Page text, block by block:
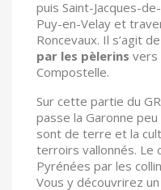
puis Saint-Jacques-
Puy-en-Velay et
Roncevaux. Il s’agit de
par les pèlerins vers
Compostelle.
Sur cette partie du
passe la Garonne
sont de terre et la
terroirs vallonnés. Le
Pyrénées par les
Vous y découvrirez